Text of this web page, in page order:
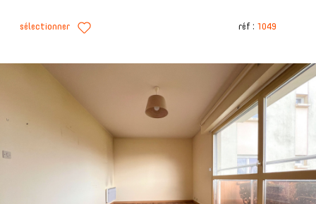
sélectionner réf : 1049